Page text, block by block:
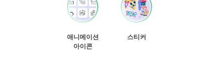
애니메이션
아이콘
스티커